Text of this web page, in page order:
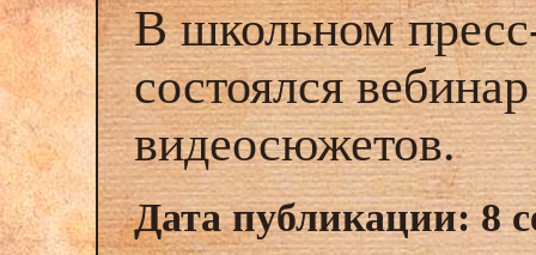
В школьном
состоялся
видеосюжетов.
Дата публикации: 8